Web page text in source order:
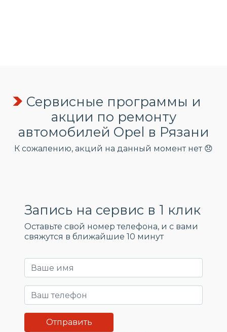
Сервисные программы и
акции по ремонту
автомобилей Opel в Рязани
К сожалению, акций на данный момент нет 😞
Запись на сервис в 1 клик
Оставьте свой номер телефона, и c вами
свяжутся в ближайшие 10 минут